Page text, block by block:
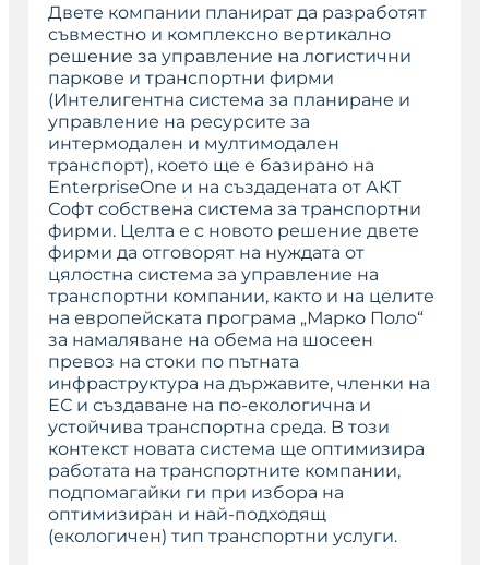
Двете компании планират да разработят
съвместно и комплексно вертикално
решение за управление на логистични
паркове и транспортни фирми
(Интелигентна система за планиране и
управление на ресурсите за
интермодален и мултимодален
транспорт), което ще е базирано на
EnterpriseOne и на създадената от АКТ
Софт собствена система за транспортни
фирми. Целта е с новото решение двете
фирми да отговорят на нуждата от
цялостна система за управление на
транспортни компании, както и на целите
на европейската програма „Марко Поло“
за намаляване на обема на шосеен
превоз на стоки по пътната
инфраструктура на държавите, членки на
ЕС и създаване на по-екологична и
устойчива транспортна среда. В този
контекст новата система ще оптимизира
работата на транспортните компании,
подпомагайки ги при избора на
оптимизиран и най-подходящ
(екологичен) тип транспортни услуги.